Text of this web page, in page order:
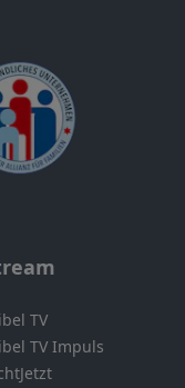
TV
TV Impuls